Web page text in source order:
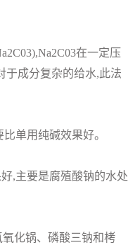
在一定压
于成分复杂的给水,此法
单用纯碱效果好。
,主要是腐殖酸钠的水处
化锅、磷酸三钠和栲